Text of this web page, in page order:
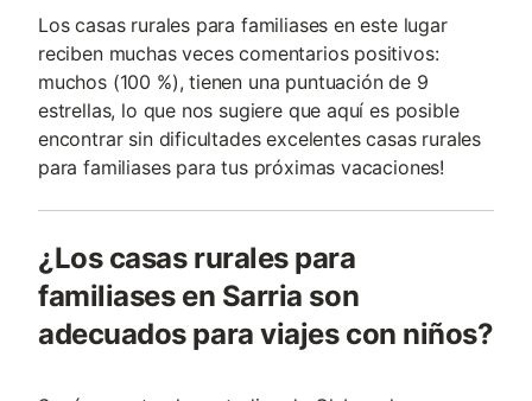
Los casas rurales para familiases en este lugar
reciben muchas veces comentarios positivos:
muchos (100 %), tienen una puntuación de 9
estrellas, lo que nos sugiere que aquí es posible
encontrar sin dificultades excelentes casas rurales
para familiases para tus próximas vacaciones!
¿Los casas rurales para
familiases en Sarria son
adecuados para viajes con niños?